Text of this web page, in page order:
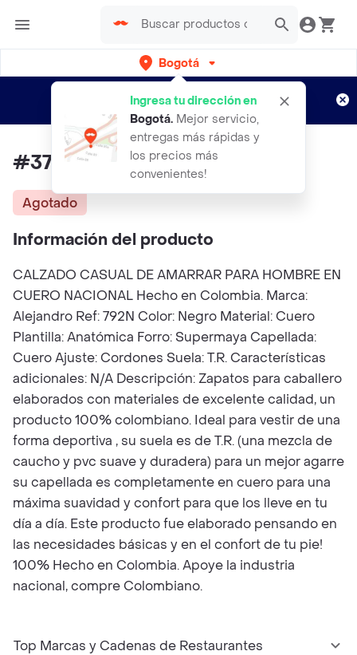
Bogotá
Ingresa tu dirección en
Bogotá. Mejor servicio,
entregas más rápidas y
los precios más
convenientes!
envíos gratis por semanas
Aplican TyC
#37 Zapato Amarrar Hombre
Agotado
Información del producto
CALZADO CASUAL DE AMARRAR PARA HOMBRE EN
CUERO NACIONAL Hecho en Colombia. Marca:
Alejandro Ref: 792N Color: Negro Material: Cuero
Plantilla: Anatómica Forro: Supermaya Capellada:
Cuero Ajuste: Cordones Suela: T.R. Características
adicionales: N/A Descripción: Zapatos para caballero
elaborados con materiales de excelente calidad, un
producto 100% colombiano. Ideal para vestir de una
forma deportiva , su suela es de T.R. (una mezcla de
caucho y pvc suave y duradera) para un mejor agarre
su capellada es completamente en cuero para una
máxima suavidad y confort para que los lleve en tu
día a día. Este producto fue elaborado pensando en
las necesidades básicas y en el confort de tu pie!
100% Hecho en Colombia. Apoye la industria
nacional, compre Colombiano.
Top Marcas y Cadenas de Restaurantes